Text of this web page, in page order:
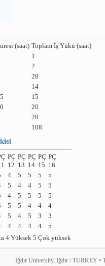
(saat) Toplam İş Yükü (saat)
1
2
28
14
15
20
28
108
PÇ
12
PÇ
13
PÇ
14
PÇ
15
PÇ
16
4 5 5 5
5
5 4 4 5
5
4 5 5 5
5
5 5 4 4
4
5 4 5 3
3
4 4 4 4
5
4 Yüksek 5 Çok yüksek
Iğdır University, Iğdır / TURKEY •